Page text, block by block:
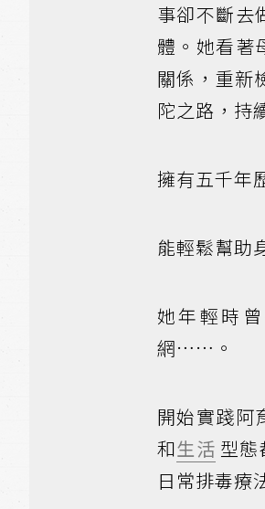
事卻不斷去
體。她看著
關係，重新
陀之路，持
擁有五千年
能輕鬆幫助
她年輕時
網……。
開始實踐阿
和生活 型
日常排毒療